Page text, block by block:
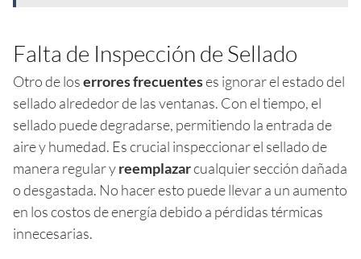
Falta de Inspección de Sellado
Otro de loserrores frecuenteses ignorar el estado del
sellado alrededor de las ventanas. Con el tiempo, el
sellado puede degradarse, permitiendo la entrada de
aire y humedad. Es crucial inspeccionar el sellado de
manera regular yreemplazarcualquier sección dañada
o desgastada. No hacer esto puede llevar a un aumento
en los costos de energía debido a pérdidas térmicas
innecesarias.